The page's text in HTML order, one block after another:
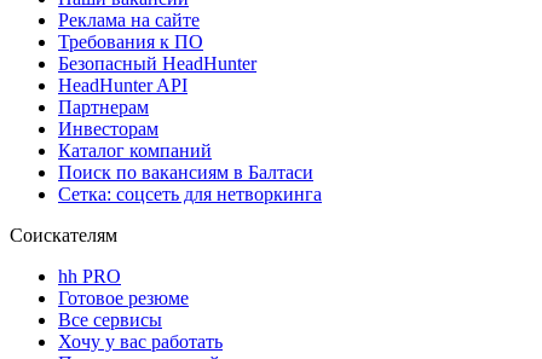
Реклама на сайте
Требования к ПО
Безопасный HeadHunter
HeadHunter API
Партнерам
Инвесторам
Каталог компаний
Поиск по вакансиям в Балтаси
Сетка: соцсеть для нетворкинга
Соискателям
hh PRO
Готовое резюме
Все сервисы
Хочу у вас работать